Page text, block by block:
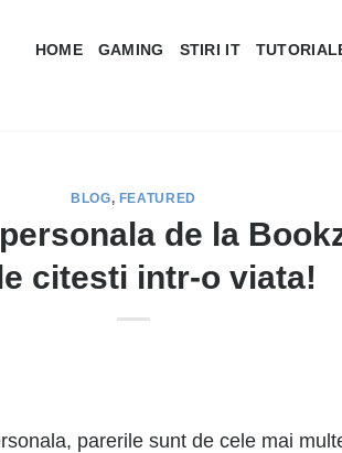
HOME GAMING STIRI IT
BLOG, FEATURED
de la
citesti intr-o viata!
parerile sunt de cele mai